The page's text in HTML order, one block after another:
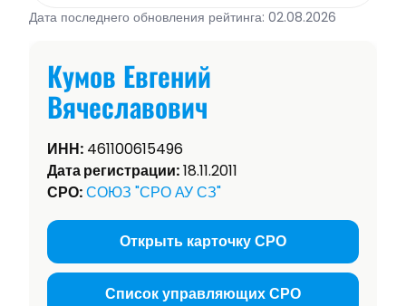
Дата последнего обновления рейтинга: 02.08.2026
Кумов Евгений
Вячеславович
ИНН: 461100615496
Дата регистрации:18.11.2011
СРО:СОЮЗ "СРО АУ СЗ"
Открыть карточку СРО
Список управляющих СРО